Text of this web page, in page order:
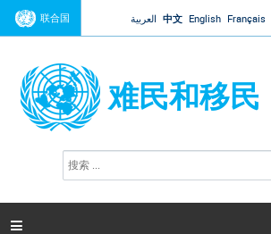
Jump to navigation
联合国 العربية 中文 English Français
难民和移民
搜
索
